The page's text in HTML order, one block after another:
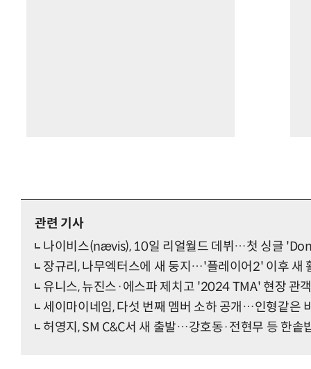
관련 기사
나이비스(nævis), 10일 리얼월드 데뷔…첫 싱글
장규리, 나무엑터스에 새 둥지…'플레이어2' 이후 새
유니스, 뉴진스·에스파 제치고 '2024 TMA' 현장 관
세이마이네임, 다섯 번째 멤버 소하 공개…인형같은
허영지, SM C&C서 새 출발…강호동·전현무 등 한솥